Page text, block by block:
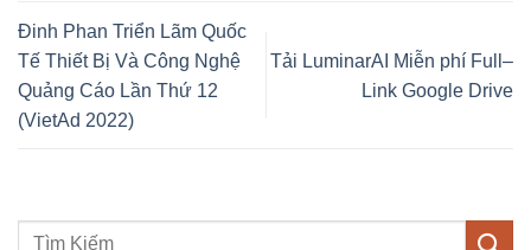
Đinh Phan Triển Lãm Quốc
Tế Thiết Bị Và Công Nghệ
Quảng Cáo Lần Thứ 12
(VietAd 2022)
Tải LuminarAI Miễn phí Full–
Link Google Drive